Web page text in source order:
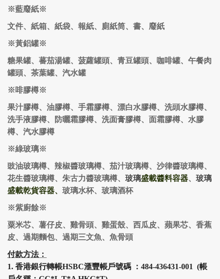
※藍廢紙※
文件、紙箱、紙袋、報紙、廁紙筒、書、廢紙
※黃鋁罐※
糖果罐、蕃茄湯罐、菠蘿罐頭、青豆罐頭、咖啡罐、午餐肉
罐頭、茶葉罐、汽水罐
※啡膠樽※
果汁膠樽、油膠樽、手霜膠樽、漂白水膠樽、洗頭水膠樽、
洗手液膠樽、防曬霜膠樽、洗面膏膠樽、面霜膠樽、水膠
樽、汽水膠樽
※綠玻璃※
豉油玻璃樽、辣椒醬玻璃樽、茄汁玻璃樽、沙律醬玻璃樽、
花生醬玻璃樽、朱古力醬玻璃樽、 玻璃盛載醬料容器、 玻璃
盛載乾貨容器、 玻璃水杯、玻璃酒杯
※紫廚餘※
粟米芯、薯仔皮、雞骨頭、雞蛋殼、西瓜皮、蘋果芯、香蕉
皮、過期麵包、過期三文魚、魚骨頭
付款方法：
1. 香港銀行轉帳HSBC滙豐帳戶號碼 ：484-436431-001 (帳